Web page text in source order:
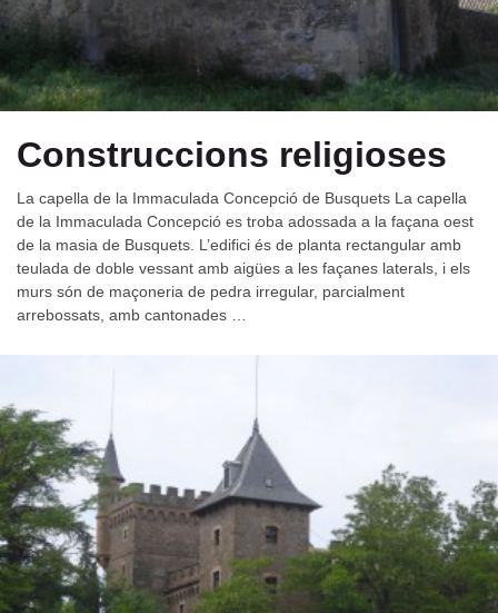
Construccions religioses
La capella de la Immaculada Concepció de Busquets La capella
de la Immaculada Concepció es troba adossada a la façana oest
de la masia de Busquets. L’edifici és de planta rectangular amb
teulada de doble vessant amb aigües a les façanes laterals, i els
murs són de maçoneria de pedra irregular, parcialment
arrebossats, amb cantonades …